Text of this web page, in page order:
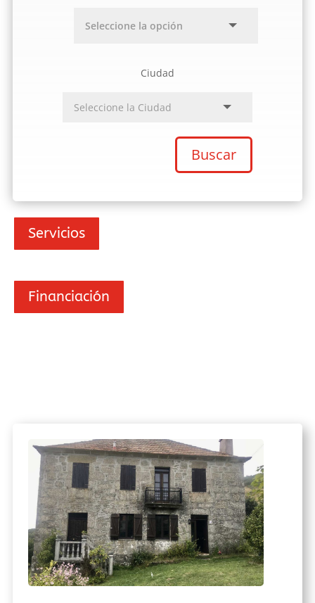
Ciudad
Buscar
Servicios
Financiación